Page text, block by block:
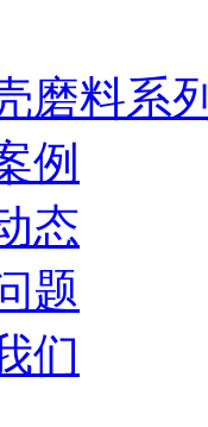
磨料系列
例
态
题
们